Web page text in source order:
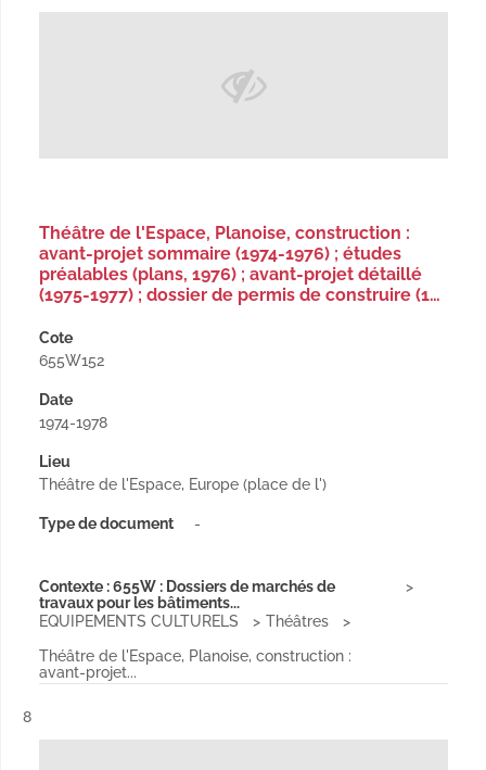
Théâtre de l'Espace, Planoise, construction :
avant-projet sommaire (1974-1976) ; études
préalables (plans, 1976) ; avant-projet détaillé
(1975-1977) ; dossier de permis de construire (1…
Cote
655W152
Date
1974-1978
Lieu
Théâtre de l'Espace, Europe (place de l')
Type de document -
Contexte : 655W : Dossiers de marchés de
travaux pour les bâtiments...
EQUIPEMENTS CULTURELS
Théâtres
Théâtre de l'Espace, Planoise, construction :
avant-projet...
Résultat n°
8